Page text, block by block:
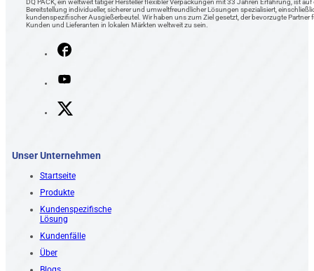
Bereitstellung individueller, sicherer und umweltfreundlicher Lösungen spezialisiert,
kundenspezifischer Ausgießerbeutel. Wir haben uns zum Ziel gesetzt, der bevorzugte Partner
Kunden und Lieferanten in lokalen Märkten weltweit zu sein.
Unser Unternehmen
Startseite
Produkte
Kundenspezifische
Lösung
Kundenfälle
Über